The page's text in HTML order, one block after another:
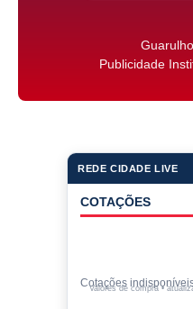
Publicidade
REDE CIDADE LIVE
COTAÇÕES
Cotações
Valores de compra •